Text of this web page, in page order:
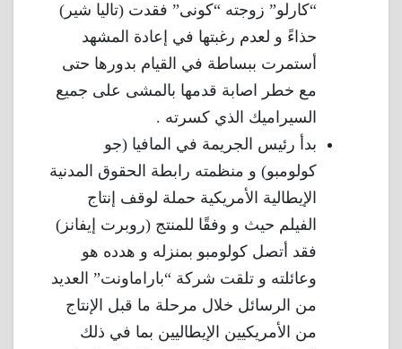
“كارلو” زوجته “كونى” فقدت (تاليا شير)
حذاءً و لعدم رغبتها في إعادة المشهد
أستمرت ببساطة في القيام بدورها حتى
مع خطر اصابة قدمها بالمشى على جميع
السيراميك الذي كسرته .
بدأ رئيس الجريمة في المافيا (جو
كولومبو) و منظمته رابطة الحقوق المدنية
الإيطالية الأمريكية حملة لوقف إنتاج
الفيلم حيث و وفقًا للمنتج (روبرت إيفانز)
فقد أتصل كولومبو بمنزله و هدده هو
وعائلته و تلقت شركة “باراماونت” العديد
من الرسائل خلال مرحلة ما قبل الإنتاج
من الأمريكيين الإيطاليين بما في ذلك